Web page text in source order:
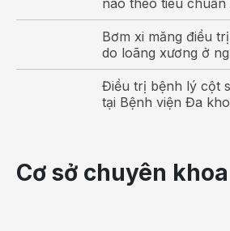
não theo tiêu chuẩn
Nam
Bơm xi măng điều
do loãng xương ở
Điều trị bệnh lý cột
tại Bệnh viện Đa
Cơ sở chuyên